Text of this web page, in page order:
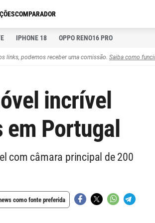
COMPARADOR
IPHONE 18 OPPO RENO16 PRO
links, podemos receber uma comissão. Saiba como
incrível
em Portugal
com câmara principal de 200
como fonte preferida